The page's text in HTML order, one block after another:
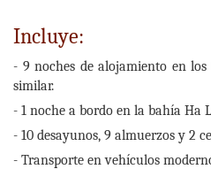
Incluye:
- 9 noches de alojamiento en
similar.
- 1 noche a bordo en la bahía Ha
- 10 desayunos, 9 almuerzos y 2
- Transporte en vehículos